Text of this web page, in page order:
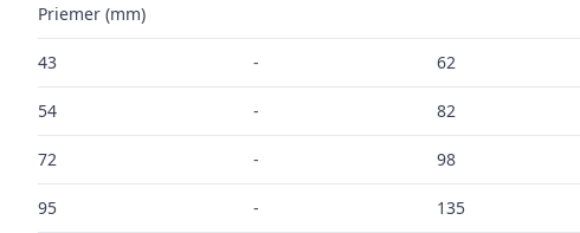
Priemer (mm)
43 - 62
54 - 82
72 - 98
95 - 135